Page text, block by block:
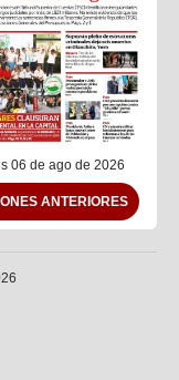
06 de ago de 2026
ANTERIORES